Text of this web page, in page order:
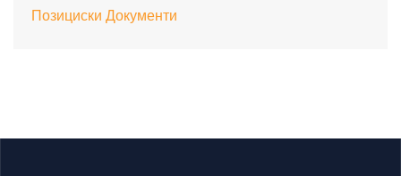
Позициски Документи